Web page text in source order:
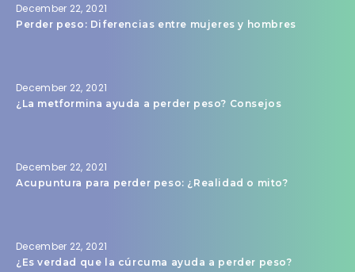
December 22, 2021
Perder peso: Diferencias entre mujeres y hombres
December 22, 2021
¿La metformina ayuda a perder peso? Consejos
December 22, 2021
Acupuntura para perder peso: ¿Realidad o mito?
December 22, 2021
¿Es verdad que la cúrcuma ayuda a perder peso?